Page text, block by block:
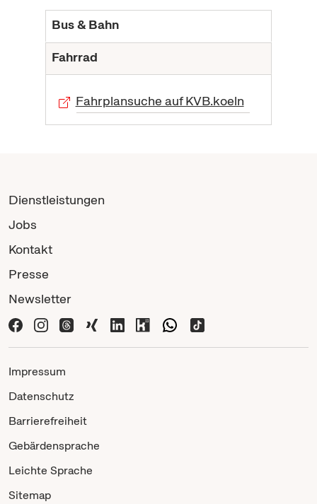
Bus & Bahn
Fahrrad
Fahrplansuche auf KVB.koeln
Dienstleistungen
Jobs
Kontakt
Presse
Newsletter
Impressum
Datenschutz
Barrierefreiheit
Gebärdensprache
Leichte Sprache
Sitemap